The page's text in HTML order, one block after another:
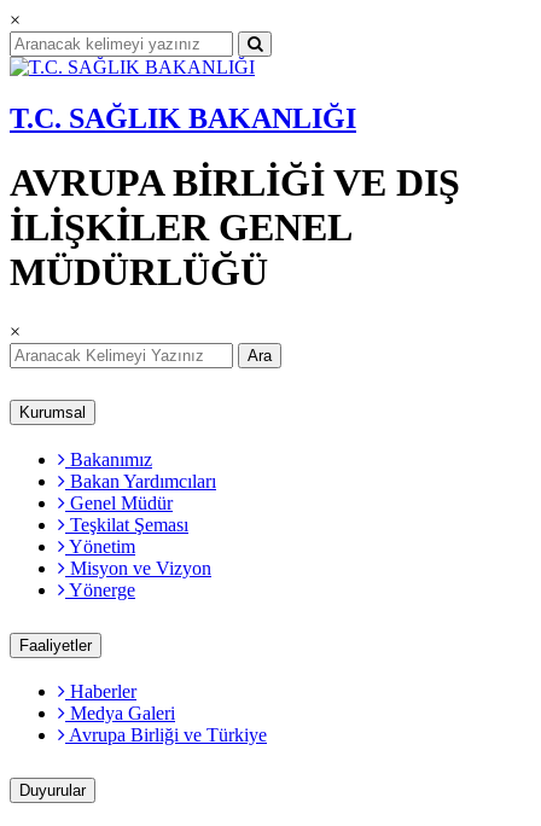
×
T.C. SAĞLIK BAKANLIĞI
AVRUPA BİRLİĞİ VE DIŞ
İLİŞKİLER GENEL
MÜDÜRLÜĞÜ
×
Ara
Kurumsal
Bakanımız
Bakan Yardımcıları
Genel Müdür
Teşkilat Şeması
Yönetim
Misyon ve Vizyon
Yönerge
Faaliyetler
Haberler
Medya Galeri
Avrupa Birliği ve Türkiye
Duyurular